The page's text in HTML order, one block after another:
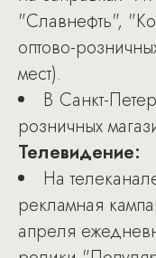
"Славнефть",
оптово-
мест).
В Санкт-
розничных
Телевидение:
На
рекламная
апреля